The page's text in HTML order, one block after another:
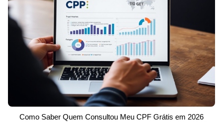
Como Saber Quem Consultou Meu CPF Grátis em 2026